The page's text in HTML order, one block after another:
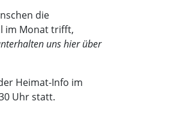
die
im Monat trifft,
uns hier über
Heimat-Info im
Uhr statt.